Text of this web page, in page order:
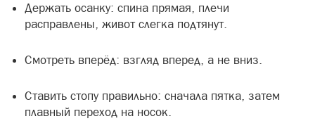
Держать осанку: спина прямая, плечи
расправлены, живот слегка подтянут.
Смотреть вперёд: взгляд вперед, а не вниз.
Ставить стопу правильно: сначала пятка, затем
плавный переход на носок.